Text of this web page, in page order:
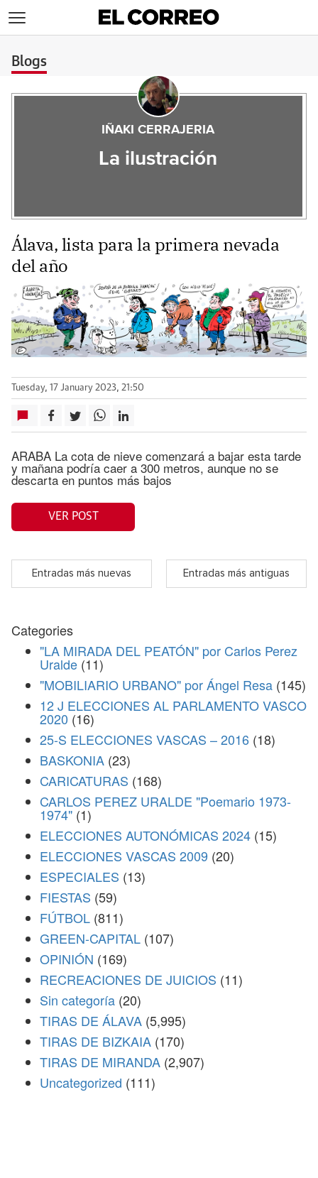
Blogs
IÑAKI CERRAJERIA
La ilustración
Álava, lista para la primera nevada
del año
Tuesday, 17 January 2023, 21:50
ARABA La cota de nieve comenzará a bajar esta tarde
y mañana podría caer a 300 metros, aunque no se
descarta en puntos más bajos
VER POST
Entradas más nuevas Entradas más antiguas
Categories
"LA MIRADA DEL PEATÓN" por Carlos Perez
Uralde (11)
"MOBILIARIO URBANO" por Ángel Resa (145)
12 J ELECCIONES AL PARLAMENTO VASCO
2020 (16)
25-S ELECCIONES VASCAS – 2016 (18)
BASKONIA (23)
CARICATURAS (168)
CARLOS PEREZ URALDE "Poemario 1973-
1974" (1)
ELECCIONES AUTONÓMICAS 2024 (15)
ELECCIONES VASCAS 2009 (20)
ESPECIALES (13)
FIESTAS (59)
FÚTBOL (811)
GREEN-CAPITAL (107)
OPINIÓN (169)
RECREACIONES DE JUICIOS (11)
Sin categoría (20)
TIRAS DE ÁLAVA (5,995)
TIRAS DE BIZKAIA (170)
TIRAS DE MIRANDA (2,907)
Uncategorized (111)